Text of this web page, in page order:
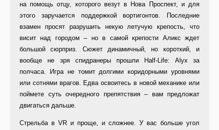
на помощь отцу, которого везут в Нова Проспект, и для
этого заручается поддержкой вортигонтов. Последние
взамен просят разрушить некую летучую крепость, что
висит над городом – но в самой крепости Аликс ждет
большой сюрприз. Сюжет динамичный, но короткий, и
вообще не зря спидранеры прошли Half-Life: Alyx за
полчаса. Игра не томит долгими коридорными уровнями
или сотнями врагов. Едва освоитесь в новой механике или
поймете суть очередного препятствия – вам предложат
двигаться дальше.
Стрельба в VR и проще, и сложнее. У вас больше угол